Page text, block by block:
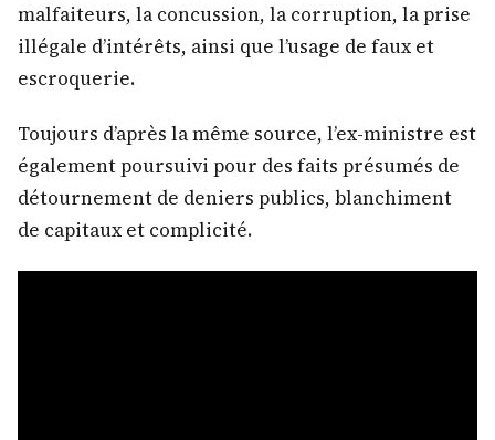
malfaiteurs, la concussion, la corruption, la prise
illégale d’intérêts, ainsi que l’usage de faux et
escroquerie.
Toujours d’après la même source, l’ex-ministre est
également poursuivi pour des faits présumés de
détournement de deniers publics, blanchiment
de capitaux et complicité.